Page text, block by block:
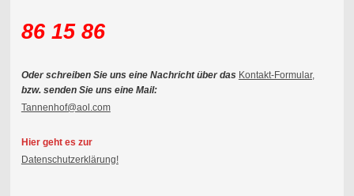
86 15 86
Oder schreiben Sie uns eine Nachricht über das Kontakt-Formular,
bzw. senden Sie uns eine Mail:
Tannenhof@aol.com
Hier geht es zur
Datenschutzerklärung!